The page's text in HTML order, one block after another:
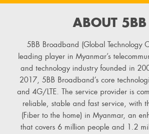
ABOUT 5BB
5BB Broadband (Global Technology
leading player in Myanmar’s
and technology industry founded in
2017, 5BB Broadband’s core
and 4G/LTE. The service provider is
reliable, stable and fast service, with
(Fiber to the home) in Myanmar, an
that covers 6 million people and 1.2